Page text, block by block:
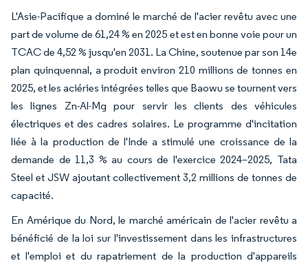
L'Asie-Pacifique a dominé le marché de l'acier revêtu avec une
part de volume de 61,24 % en 2025 et est en bonne voie pour un
TCAC de 4,52 % jusqu'en 2031. La Chine, soutenue par son 14e
plan quinquennal, a produit environ 210 millions de tonnes en
2025, et les aciéries intégrées telles que Baowu se tournent vers
les lignes Zn-Al-Mg pour servir les clients des véhicules
électriques et des cadres solaires. Le programme d'incitation
liée à la production de l'Inde a stimulé une croissance de la
demande de 11,3 % au cours de l'exercice 2024–2025, Tata
Steel et JSW ajoutant collectivement 3,2 millions de tonnes de
capacité.
En Amérique du Nord, le marché américain de l'acier revêtu a
bénéficié de la loi sur l'investissement dans les infrastructures
et l'emploi et du rapatriement de la production d'appareils